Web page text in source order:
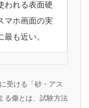
われる表面硬
マホ画面の実
最も近い。
受ける「砂・アス
る傷とは、試験方法